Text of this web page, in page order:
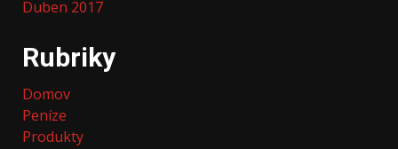
Duben 2017
Rubriky
Domov
Peníze
Produkty